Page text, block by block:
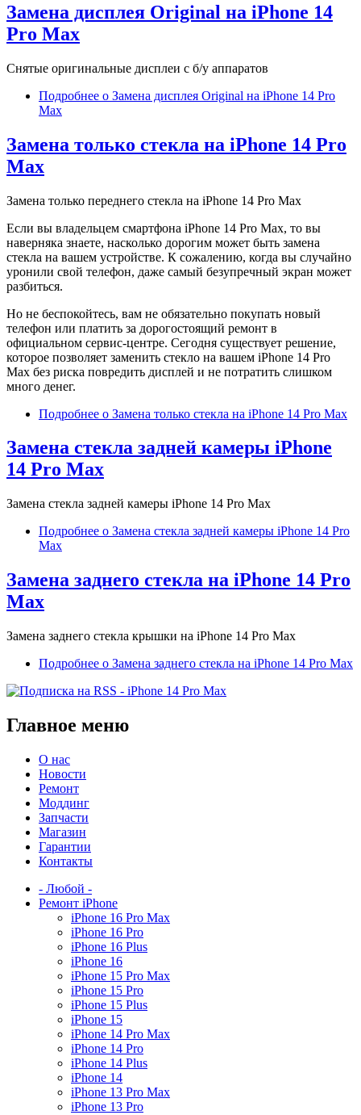
Замена дисплея Original на iPhone 14
Pro Max
Снятые оригинальные дисплеи с б/у аппаратов
Подробнее о Замена дисплея Original на iPhone 14 Pro
Max
Замена только стекла на iPhone 14 Pro
Max
Замена только переднего стекла на iPhone 14 Pro Max
Если вы владельцем смартфона iPhone 14 Pro Max, то вы
наверняка знаете, насколько дорогим может быть замена
стекла на вашем устройстве. К сожалению, когда вы случайно
уронили свой телефон, даже самый безупречный экран может
разбиться.
Но не беспокойтесь, вам не обязательно покупать новый
телефон или платить за дорогостоящий ремонт в
официальном сервис-центре. Сегодня существует решение,
которое позволяет заменить стекло на вашем iPhone 14 Pro
Max без риска повредить дисплей и не потратить слишком
много денег.
Подробнее о Замена только стекла на iPhone 14 Pro Max
Замена стекла задней камеры iPhone
14 Pro Max
Замена стекла задней камеры iPhone 14 Pro Max
Подробнее о Замена стекла задней камеры iPhone 14 Pro
Max
Замена заднего стекла на iPhone 14 Pro
Max
Замена заднего стекла крышки на iPhone 14 Pro Max
Подробнее о Замена заднего стекла на iPhone 14 Pro Max
Главное меню
О нас
Новости
Ремонт
Моддинг
Запчасти
Магазин
Гарантии
Контакты
- Любой -
Ремонт iPhone
iPhone 16 Pro Max
iPhone 16 Pro
iPhone 16 Plus
iPhone 16
iPhone 15 Pro Max
iPhone 15 Pro
iPhone 15 Plus
iPhone 15
iPhone 14 Pro Max
iPhone 14 Pro
iPhone 14 Plus
iPhone 14
iPhone 13 Pro Max
iPhone 13 Pro